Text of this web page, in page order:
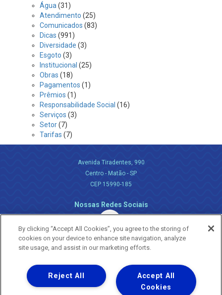
Água (31)
Atendimento (25)
Comunicados (83)
Dicas (991)
Diversidade (3)
Esgoto (3)
Institucional (25)
Obras (18)
Pagamentos (1)
Prêmios (1)
Responsabilidade Social (16)
Serviços (3)
Setor(7)
Tarifas (7)
Avenida Tiradentes, 990
Centro - Matão - SP
CEP 15990-185
Nossas Redes Sociais
Uma empresa
Copyright ® 2026 - Todos os Direitos Reservados.
By clicking “Accept All Cookies”, you agree to the storing of
cookies on your device to enhance site navigation, analyze
site usage, and assist in our marketing efforts.
Accept All
Cookies
Reject All